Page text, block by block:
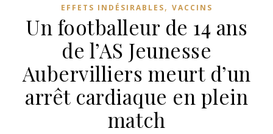
EFFETS INDÉSIRABLES, VACCINS
Un footballeur de 14 ans
de l’AS Jeunesse
Aubervilliers meurt d’un
arrêt cardiaque en plein
match